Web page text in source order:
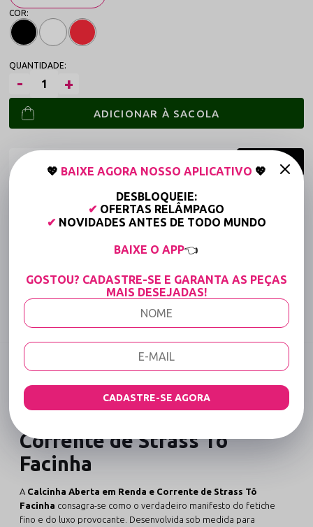
ADICIONAR À SACOLA
Frete grátis a partir de R$149,90 (Varejo)*
Até 6x Sem Juros (Varejo)
15% OFF para Compras Acima de R$400,00 (Varejo)
Tabela de medidas
Compartilhe:
Calcinha Aberta em Renda e
Corrente de Strass Tô
Facinha
A Calcinha Aberta em Renda e Corrente de Strass Tô
Facinha consagra-se como o verdadeiro manifesto do fetiche
fino e do luxo provocante. Desenvolvida sob medida para
💖 BAIXE AGORA NOSSO APLICATIVO 💖
DESBLOQUEIE:
✔ OFERTAS RELÂMPAGO
✔ NOVIDADES ANTES DE TODO MUNDO
BAIXE O APP👈
GOSTOU? CADASTRE-SE E GARANTA AS PEÇAS
MAIS DESEJADAS!
CADASTRE-SE AGORA